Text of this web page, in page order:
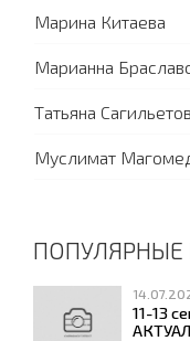
Марина Китаева
Марианна
Татьяна
Муслимат
ПОПУЛЯРНЫЕ
11-13